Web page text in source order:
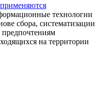
применяются
технологии
сбора, систематизации
предпочтениям
на территории